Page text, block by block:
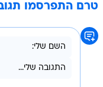
טרם התפרסמו